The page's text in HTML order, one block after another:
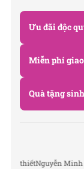
Website:
Ưu đãi độc
Miễn phí
Quà tặng
thiếtNguyễn Minh